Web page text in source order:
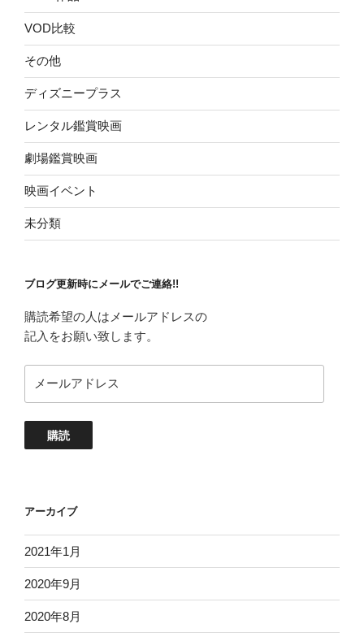
VOD比較
その他
ディズニープラス
レンタル鑑賞映画
劇場鑑賞映画
映画イベント
未分類
ブログ更新時にメールでご連絡!!
購読希望の人はメールアドレスの
記入をお願い致します。
ー
ド
購読
アーカイブ
2021年1月
2020年9月
2020年8月